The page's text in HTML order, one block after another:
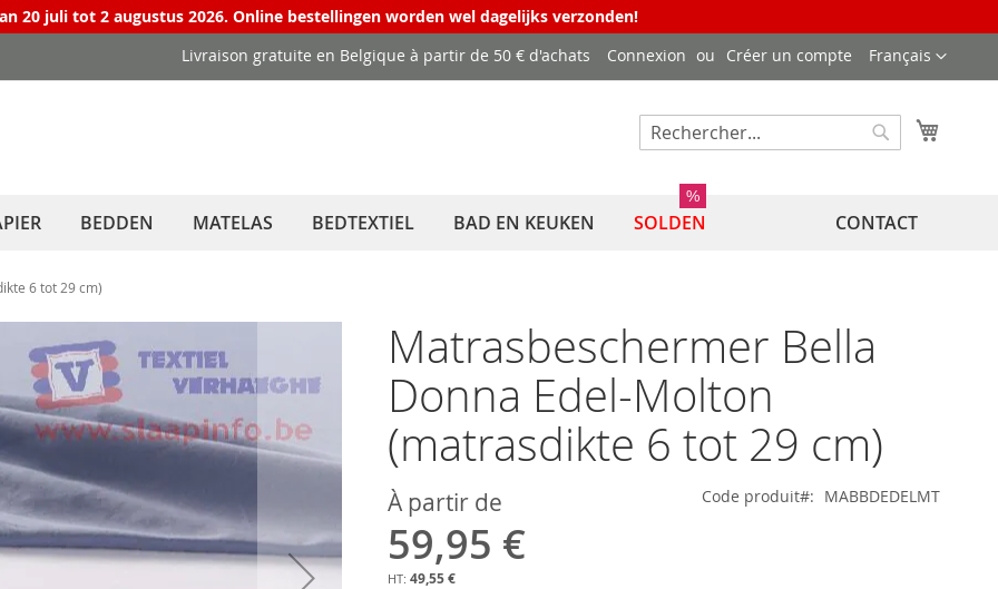
20 juli tot 2 augustus 2026. Online bestellingen worden wel dagelijks verzonden!
Langue
Français
Livraison gratuite en Belgique à partir de 50 € d'achats Connexion Créer un compte
Rechercher
BEDDEN MATELAS BEDTEXTIEL BAD EN KEUKEN SOLDEN
%
CONTACT
6 tot 29 cm)
Matrasbeschermer Bella
Donna Edel-Molton
(matrasdikte 6 tot 29 cm)
À partir de
59,95 €
49,55 €
Code produit MABBDEDELMT